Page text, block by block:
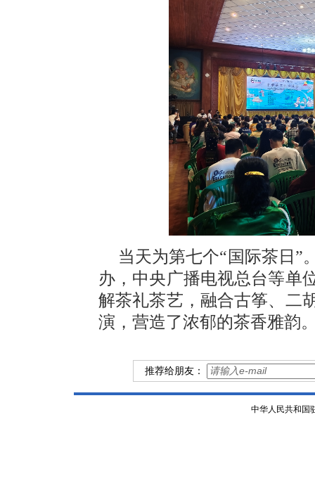
当天为第七个“国际茶日”
办，中央广播电视总台等单
解茶礼茶艺，融合古筝、二
演，营造了浓郁的茶香雅韵
推荐给朋友：
中华人民共和国